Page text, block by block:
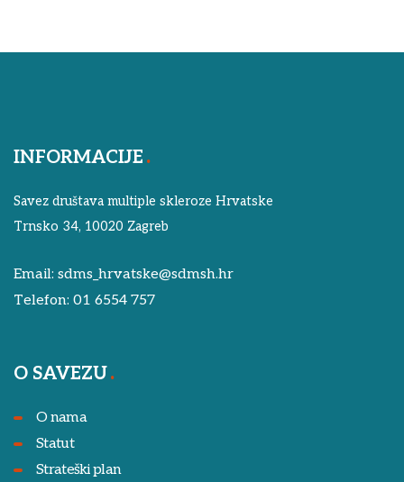
INFORMACIJE
Savez društava multiple skleroze Hrvatske
Trnsko 34, 10020 Zagreb
Email: sdms_hrvatske@sdmsh.hr
Telefon: 01 6554 757
O SAVEZU
O nama
Statut
Strateški plan